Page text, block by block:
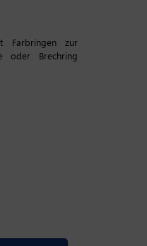
Farbringen zur
oder Brechring